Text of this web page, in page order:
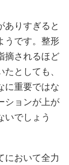
ありすぎると
うです。整形
摘されるほど
としても、
に重要ではな
ションが上が
いでしょう
において全力